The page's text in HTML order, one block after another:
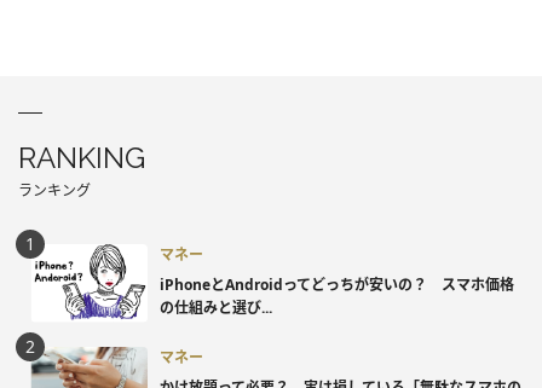
RANKING
ランキング
マネー
iPhoneとAndroidってどっちが安いの？ スマホ価格
の仕組みと選び...
マネー